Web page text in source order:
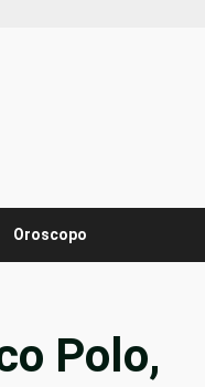
Oroscopo
Polo,